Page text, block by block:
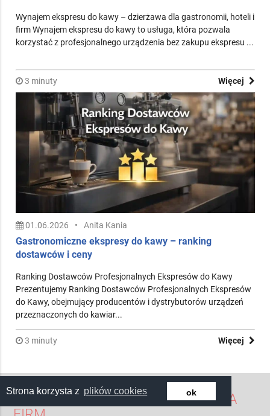
Strona korzysta z plików cookies ok
08.07.2026 Anita Skrzypek
Wynajem ekspresu do kawy dla firm – ile kosztuje
dzierżawa, leasing i serwis?
firm Wynajem ekspresu do kawy to usługa, która pozwala
korzystać z profesjonalnego urządzenia bez zakupu ekspresu ...
Więcej
01.06.2026 Anita Kania
Gastronomiczne ekspresy do kawy – ranking
dostawców i ceny
Ranking Dostawców Profesjonalnych Ekspresów do Kawy
Prezentujemy Ranking Dostawców Profesjonalnych Ekspresów
do Kawy, obejmujący producentów i dystrybutorów urządzeń
3 minuty